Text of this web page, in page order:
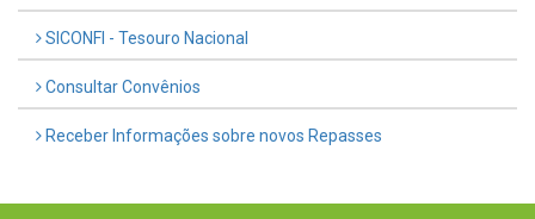
SICONFI - Tesouro Nacional
Consultar Convênios
Receber Informações sobre novos Repasses